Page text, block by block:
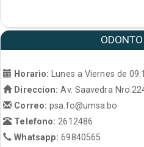
Horario: Lunes a Viernes de
Direccion: Av. Saavedra
Correo:psa.fo@umsa.bo
Telefono:2612486
Whatsapp:69840565